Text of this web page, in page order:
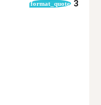
format_quote 3